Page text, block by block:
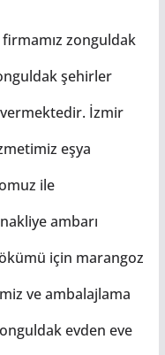
zonguldak
şehirler
İzmir
eşya
ile
ambarı
için marangoz
ve ambalajlama
evden eve